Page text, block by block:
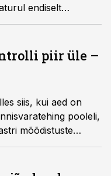
endiselt
soovid aga
piir üle –
siis, kui aed on
pooleli,
mõõdistuste
näitab, kuidas